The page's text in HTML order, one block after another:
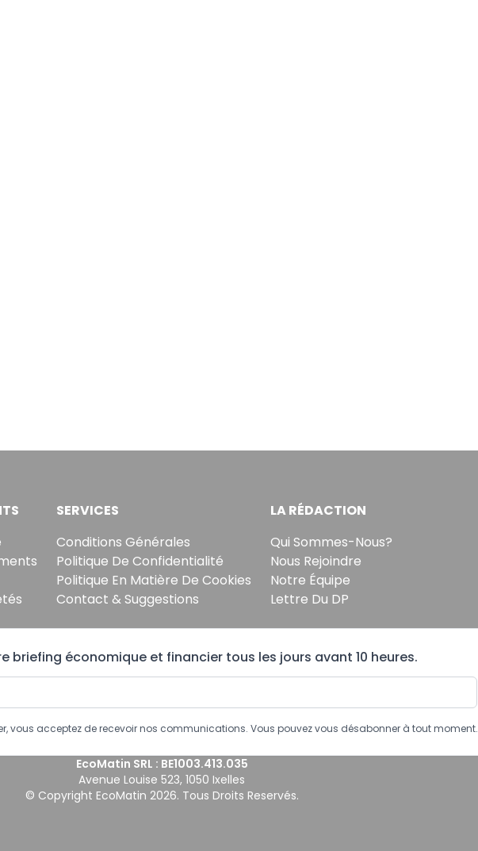
SERVICES
Conditions Générales
Politique De Confidentialité
Politique En Matière De Cookies
Contact & Suggestions
LA RÉDACTION
Qui Sommes-Nous?
Nous Rejoindre
Notre Équipe
Lettre Du DP
briefing économique et financier tous les jours avant 10 heures.
vous acceptez de recevoir nos communications. Vous pouvez vous désabonner à tout moment.
EcoMatin SRL : BE1003.413.035
Avenue Louise 523, 1050 Ixelles
© Copyright EcoMatin 2026. Tous Droits Reservés.